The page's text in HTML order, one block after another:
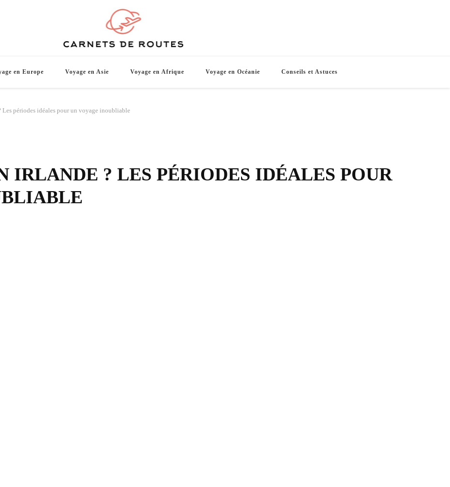
Carnets de Routes
en Europe Voyage en Asie Voyage en Afrique Voyage en Océanie Conseils et Astuces
Les périodes idéales pour un voyage inoubliable
IRLANDE ? LES PÉRIODES IDÉALES POUR